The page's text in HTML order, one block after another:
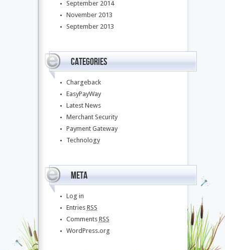
September 2014
November 2013
September 2013
Categories
Chargeback
EasyPayWay
Latest News
Merchant Security
Payment Gateway
Technology
Meta
Log in
Entries RSS
Comments RSS
WordPress.org